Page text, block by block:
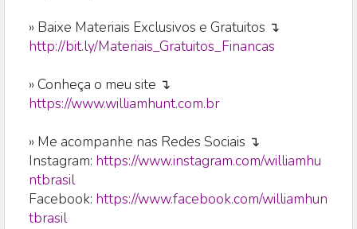
» Baixe Materiais Exclusivos e Gratuitos ↴
http://bit.ly/Materiais_Gratuitos_Financas
» Conheça o meu site ↴
https://www.williamhunt.com.br
» Me acompanhe nas Redes Sociais ↴
Instagram: https://www.instagram.com/williamhu
ntbrasil
Facebook: https://www.facebook.com/williamhun
tbrasil